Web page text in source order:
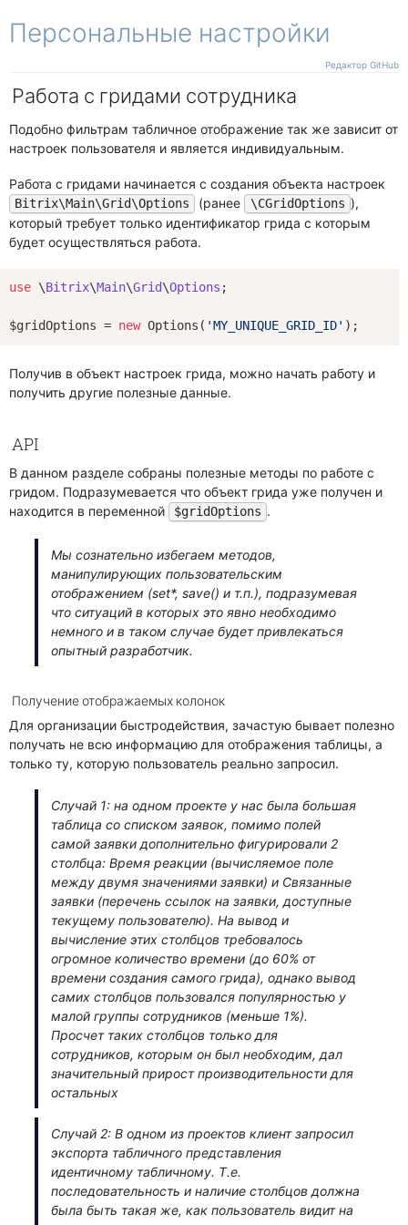
Кастомизация
Добавление действий
Примеры
Cобытия
Примеры
Процессы
Элементы
Кастомизация
Изменение логики
Заказ
Предложение
Общее API
Универсальное дело
Канбан
Гант
Другие
Персональные настройки
Редактор GitHub
Работа с гридами сотрудника
Подобно фильтрам табличное отображение так же зависит от
настроек пользователя и является индивидуальным.
Работа с гридами начинается с создания объекта настроек
Bitrix\Main\Grid\Options (ранее \CGridOptions ),
который требует только идентификатор грида с которым
будет осуществляться работа.
use \Bitrix\Main\Grid\Options ;
$gridOptions = new Options( 'MY_UNIQUE_GRID_ID'
Получив в объект настроек грида, можно начать работу и
получить другие полезные данные.
API
В данном разделе собраны полезные методы по работе с
гридом. Подразумевается что объект грида уже получен и
находится в переменной
$gridOptions .
Мы сознательно избегаем методов,
манипулирующих пользовательским
отображением (set*, save() и т.п.), подразумевая
что ситуаций в которых это явно необходимо
немного и в таком случае будет привлекаться
опытный разработчик.
Получение отображаемых колонок
Для организации быстродействия, зачастую бывает полезно
получать не всю информацию для отображения таблицы, а
только ту, которую пользователь реально запросил.
Случай 1: на одном проекте у нас была большая
таблица со списком заявок, помимо полей
самой заявки дополнительно фигурировали 2
столбца: Время реакции (вычисляемое поле
между двумя значениями заявки) и Связанные
заявки (перечень ссылок на заявки, доступные
текущему пользователю). На вывод и
вычисление этих столбцов требовалось
огромное количество времени (до 60% от
времени создания самого грида), однако вывод
самих столбцов пользовался популярностью у
малой группы сотрудников (меньше 1%).
Просчет таких столбцов только для
сотрудников, которым он был необходим, дал
значительный прирост производительности для
остальных
Случай 2: В одном из проектов клиент запросил
экспорта табличного представления
идентичному табличному. Т.е.
последовательность и наличие столбцов должна
была быть такая же, как пользователь видит на